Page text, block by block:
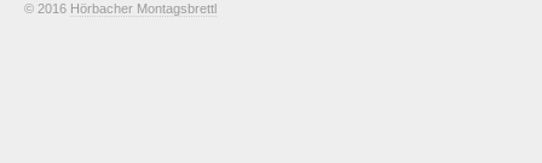
© 2016 Hörbacher Montagsbrettl